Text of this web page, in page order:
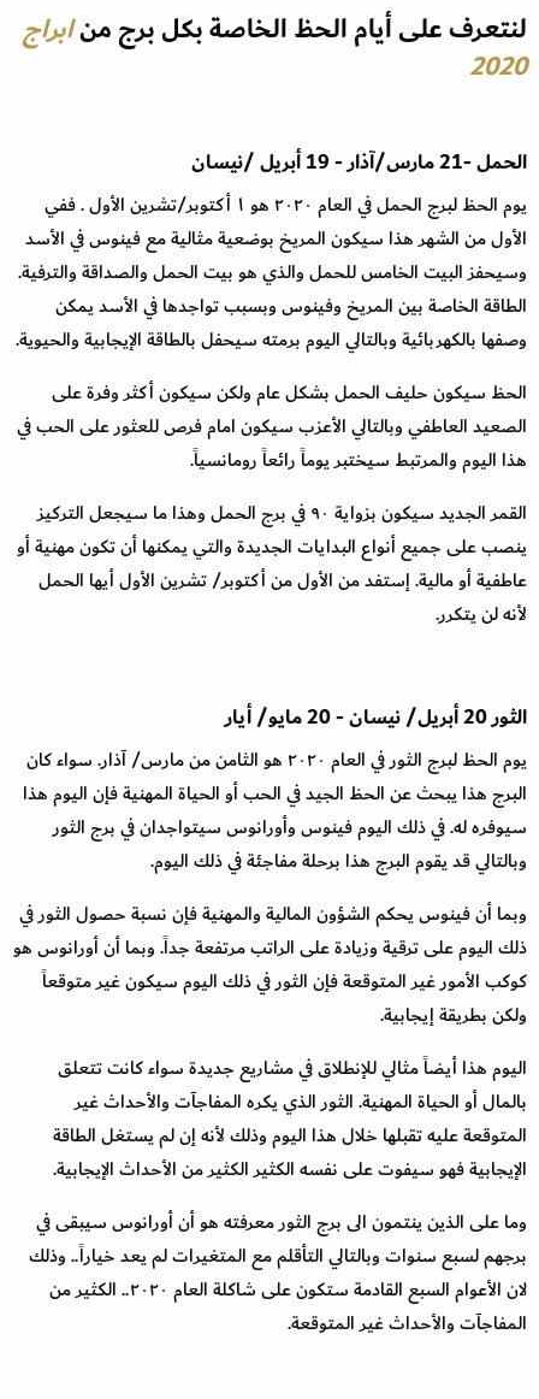
لنتعرف على أيام الحظ الخاصة بكل برج منابراج
2020
الحمل-21 مارس/آذار- 19 أبريل/نيسان
يوم الحظ لبرج الحمل في العام ٢٠٢٠ هو ١ أكتوبر /تشرين الأول . ففي
الأول من الشهر هذا سيكون المريخ بوضعية مثالية مع فينوس في الأسد
وسيحفز البيت الخامس للحمل والذي هو بيت الحمل والصداقة والترفية.
الطاقة الخاصة بين المريخ وفينوس وبسبب تواجدها في الأسد يمكن
وصفها بالكهربائية وبالتالي اليوم برمته سيحفل بالطاقة الإيجابية والحيوية.
الحظ سيكون حليف الحمل بشكل عام ولكن سيكون أكثر وفرة على
الصعيد العاطفي وبالتالي الأعزب سيكون امام فرص للعثور على الحب في
هذا اليوم والمرتبط سيختبر يوماً رائعاً رومانسياً.
القمر الجديد سيكون بزواية ٩٠ في برج الحمل وهذا ما سيجعل التركيز
ينصب على جميع أنواع البدايات الجديدة والتي يمكنها أن تكون مهنية أو
عاطفية أو مالية. إستفد من الأول من أكتوبر/تشرين الأول أيها الحمل
لأنه لن يتكرر.
الثور20أبريل/نيسان-
20مايو/أيار
يوم الحظ لبرج الثور في العام ٢٠٢٠ هو الثامن من مارس /آذار. سواء كان
البرج هذا يبحث عن الحظ الجيد في الحب أو الحياة المهنية فإن اليوم هذا
سيوفره له. في ذلك اليوم فينوس وأورانوس سيتواجدان في برج الثور
وبالتالي قد يقوم البرج هذا برحلة مفاجئة في ذلك اليوم.
وبما أن فينوس يحكم الشؤون المالية والمهنية فإن نسبة حصول الثور في
ذلك اليوم على ترقية وزيادة على الراتب مرتفعة جداً. وبما أن أورانوس هو
كوكب الأمور غير المتوقعة فإن الثور في ذلك اليوم سيكون غير متوقعاً
ولكن بطريقة إيجابية.
اليوم هذا أيضاً مثالي للإنطلاق في مشاريع جديدة سواء كانت تتعلق
بالمال أو الحياة المهنية. الثور الذي يكره المفاجآت والأحداث غير
المتوقعة عليه تقبلها خلال هذا اليوم وذلك لأنه إن لم يستغل الطاقة
الإيجابية فهو سيفوت على نفسه الكثير الكثير من الأحداث الإيجابية.
وما على الذين ينتمون الى برج الثور معرفته هو أن أورانوس سيبقى في
برجهم لسبع سنوات وبالتالي التأقلم مع المتغيرات لم يعد خياراً.. وذلك
لان الأعوام السبع القادمة ستكون على شاكلة العام ٢٠٢٠.. الكثير من
المفاجآت والأحداث غير المتوقعة.